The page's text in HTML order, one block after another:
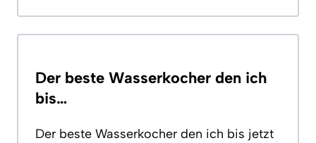
Der beste Wasserkocher den ich
bis…
Der beste Wasserkocher den ich bis jetzt